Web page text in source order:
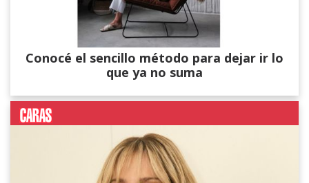
Conocé el sencillo método para dejar ir lo
que ya no suma